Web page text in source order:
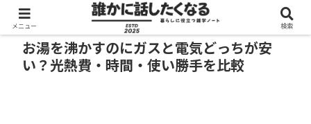
お湯を沸かすのにガスと電気どっちが安
い？光熱費・時間・使い勝手を比較
メニュー 検索